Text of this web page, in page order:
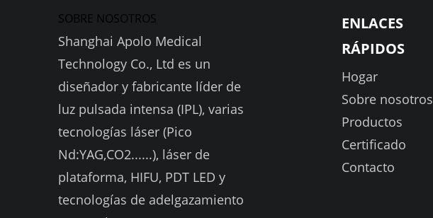
SOBRE NOSOTROS
Shanghai Apolo Medical
Technology Co., Ltd es un
diseñador y fabricante líder de
luz pulsada intensa (IPL), varias
tecnologías láser (Pico
Nd:YAG,CO2......), láser de
plataforma, HIFU, PDT LED y
tecnologías de adelgazamiento
ENLACES
RÁPIDOS
Hogar
Sobre nosotros
Productos
Certificado
Contacto